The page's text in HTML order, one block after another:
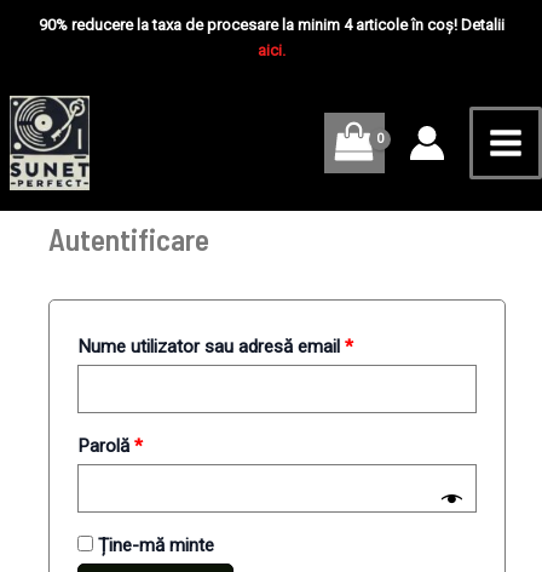
90% reducere la taxa de procesare la minim 4 articole în coș! Detalii
aici.
Autentificare
Nume utilizator sau adresă email *
Obligatoriu
Parolă *
Obligatoriu
Ține-mă minte
Obligatoriu